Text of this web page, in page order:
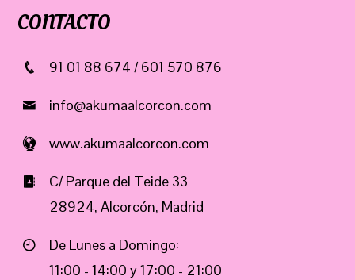
CONTACTO
91 01 88 674 / 601 570 876
info@akumaalcorcon.com
www.akumaalcorcon.com
C/ Parque del Teide 33
28924, Alcorcón, Madrid
De Lunes a Domingo:
11:00 - 14:00 y 17:00 - 21:00